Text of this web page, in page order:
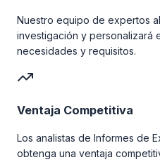
Nuestro equipo de expertos
investigación y personalizará
necesidades y requisitos.
Ventaja Competitiva
Los analistas de Informes de
obtenga una ventaja